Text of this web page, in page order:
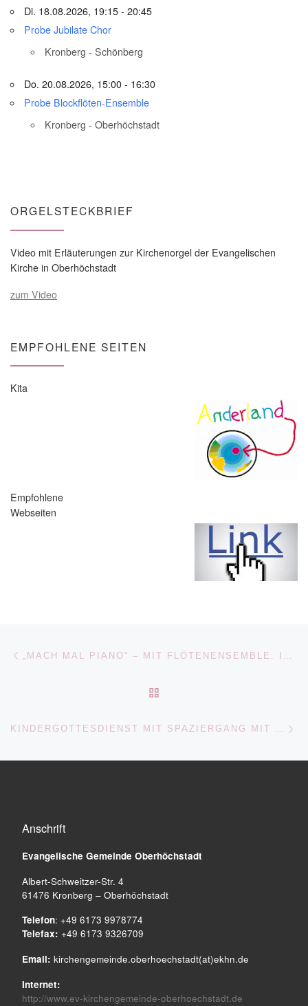
Di. 18.08.2026, 19:15 - 20:45
Probe Jubilate Chor
Kronberg - Schönberg
Do. 20.08.2026, 15:00 - 16:30
Probe Blockflöten-Ensemble
Kronberg - Oberhöchstadt
ORGELSTECKBRIEF
Video mit Erläuterungen zur Kirchenorgel der Evangelischen
Kirche in Oberhöchstadt
zum Video
EMPFOHLENE SEITEN
Kita
Empfohlene
Webseiten
Beitragsnavigation
KINDERGOTTESDIENST MIT SPAZIERGANG MIT ANSCHLIESSENDEM HOT DOG ESSEN
Anschrift
Evangelische Gemeinde Oberhöchstadt
Albert-Schweitzer-Str. 4
61476 Kronberg – Oberhöchstadt
Telefon: +49 6173 9978774
Telefax: +49 6173 9326709
Email: kirchengemeinde.oberhoechstadt(at)ekhn.de
Internet:
http://www.ev-kirchengemeinde-oberhoechstadt.de